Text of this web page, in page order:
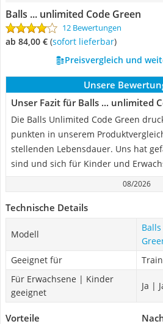
Balls ... unlimited Code Green
12 Bewertungen
ab 84,00 € ( Sofort lieferbar)
Preisvergleich und
Unsere
Unser Fazit für Balls ... unlimited
Die Balls Unlimited Code Green
punkten in unserem
stellenden Lebensdauer. Uns hat
sind und sich für Kinder und
08/2026
Technische Details
Modell
Geeignet für
Für Erwachsene | Kinder
geeignet
Ja |
Vorteile